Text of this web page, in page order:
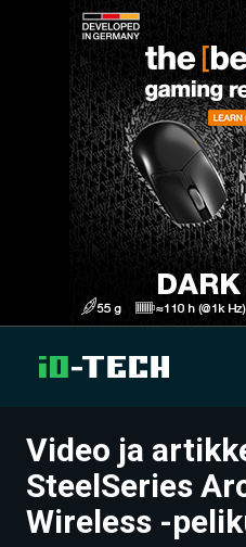
UUTISET
ARTIKKELIT
Video ja
SteelSeries
Wireless -